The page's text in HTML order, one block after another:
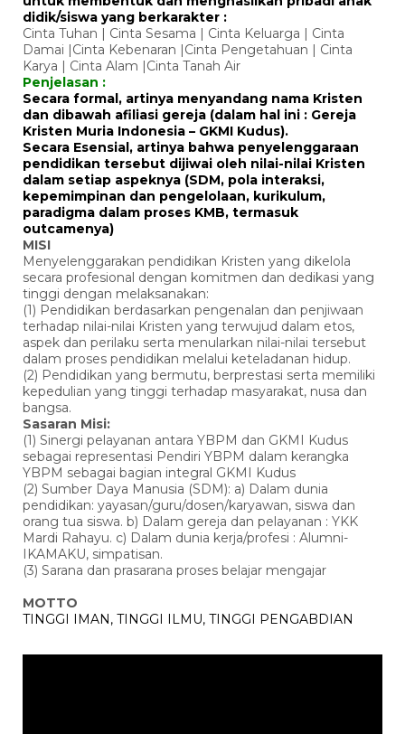
didik/siswa yang berkarakter :
Cinta Tuhan | Cinta Sesama | Cinta Keluarga | Cinta
Damai |Cinta Kebenaran |Cinta Pengetahuan | Cinta
Karya | Cinta Alam |Cinta Tanah Air
Penjelasan :
Secara formal, artinya menyandang nama Kristen
dan dibawah afiliasi gereja (dalam hal ini : Gereja
Kristen Muria Indonesia – GKMI Kudus).
Secara Esensial, artinya bahwa penyelenggaraan
pendidikan tersebut dijiwai oleh nilai-nilai Kristen
dalam setiap aspeknya (SDM, pola interaksi,
kepemimpinan dan pengelolaan, kurikulum,
paradigma dalam proses KMB, termasuk
outcamenya)
MISI
Menyelenggarakan pendidikan Kristen yang dikelola
secara profesional dengan komitmen dan dedikasi yang
tinggi dengan melaksanakan:
(1) Pendidikan berdasarkan pengenalan dan penjiwaan
terhadap nilai-nilai Kristen yang terwujud dalam etos,
aspek dan perilaku serta menularkan nilai-nilai tersebut
dalam proses pendidikan melalui keteladanan hidup.
(2) Pendidikan yang bermutu, berprestasi serta memiliki
kepedulian yang tinggi terhadap masyarakat, nusa dan
bangsa.
Sasaran Misi:
(1) Sinergi pelayanan antara YBPM dan GKMI Kudus
sebagai representasi Pendiri YBPM dalam kerangka
YBPM sebagai bagian integral GKMI Kudus
(2) Sumber Daya Manusia (SDM): a) Dalam dunia
pendidikan: yayasan/guru/dosen/karyawan, siswa dan
orang tua siswa. b) Dalam gereja dan pelayanan : YKK
Mardi Rahayu. c) Dalam dunia kerja/profesi : Alumni-
IKAMAKU, simpatisan.
(3) Sarana dan prasarana proses belajar mengajar
MOTTO
TINGGI IMAN, TINGGI ILMU, TINGGI PENGABDIAN